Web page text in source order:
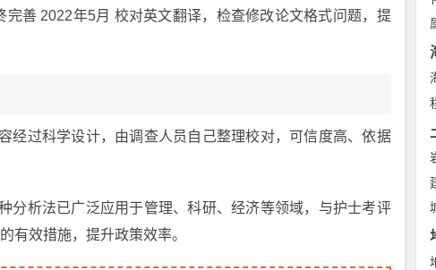
善 2022年5月 校对英文翻译，检查修改论文格式问题，提
经过科学设计，由调查人员自己整理校对，可信度高、依据
分析法已广泛应用于管理、科研、经济等领域，与护士考评
有效措施，提升政策效率。